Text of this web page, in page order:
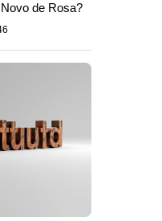
de Rosa?